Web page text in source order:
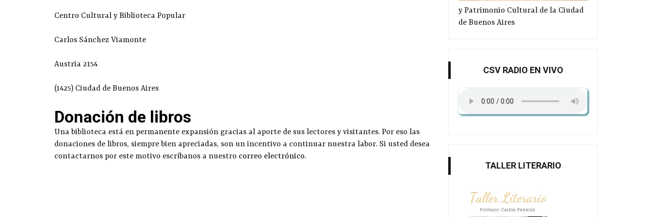
Centro Cultural y Biblioteca Popular
Carlos Sánchez Viamonte
Austria 2154
(1425) Ciudad de Buenos Aires
Donación de libros
Una biblioteca está en permanente expansión gracias al aporte de sus lectores y visitantes. Por eso las
donaciones de libros, siempre bien apreciadas, son un incentivo a continuar nuestra labor. Si usted desea
contactarnos por este motivo escríbanos a nuestro correo electrónico.
y Patrimonio Cultural de la Ciudad
de Buenos Aires
CSV RADIO EN VIVO
TALLER LITERARIO